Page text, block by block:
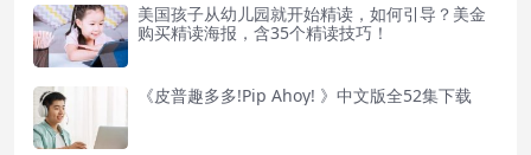
美国孩子从幼儿园就开始精读，如何引导？美金
购买精读海报，含35个精读技巧！
《皮普趣多多!Pip Ahoy! 》中文版全52集下载